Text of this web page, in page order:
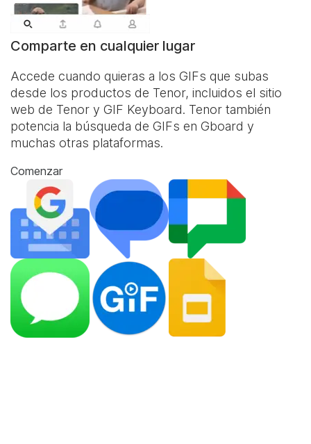
Comparte en cualquier lugar
Accede cuando quieras a los GIFs que subas
desde los productos de Tenor, incluidos el sitio
web de Tenor y GIF Keyboard. Tenor también
potencia la búsqueda de GIFs en Gboard y
muchas otras plataformas.
Comenzar